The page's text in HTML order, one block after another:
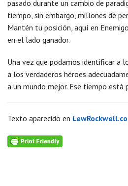
pasado durante un cambio de
tiempo, sin embargo, millones de
Mantén tu posición, aquí en
en el lado ganador.
Una vez que podamos identificar a
a los verdaderos héroes
a un mundo mejor. Ese tiempo está
Texto aparecido en